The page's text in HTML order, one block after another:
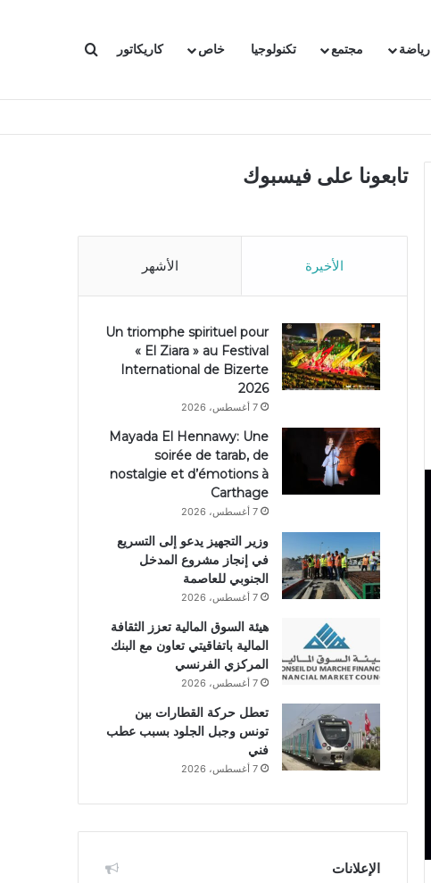
رياضة مجتمع تكنولوجيا خاص كاريكاتور بحث عن
تابعونا على فيسبوك
الأخيرة الأشهر
Un triomphe spirituel pour
« El Ziara » au Festival
International de Bizerte
2026
7 أغسطس، 2026
Mayada El Hennawy: Une
soirée de tarab, de
nostalgie et d’émotions à
Carthage
7 أغسطس، 2026
وزير التجهيز يدعو إلى التسريع
في إنجاز مشروع المدخل
الجنوبي للعاصمة
7 أغسطس، 2026
هيئة السوق المالية تعزز الثقافة
المالية باتفاقيتي تعاون مع البنك
المركزي الفرنسي
7 أغسطس، 2026
تعطل حركة القطارات بين
تونس وجبل الجلود بسبب عطب
فني
7 أغسطس، 2026
الإعلانات